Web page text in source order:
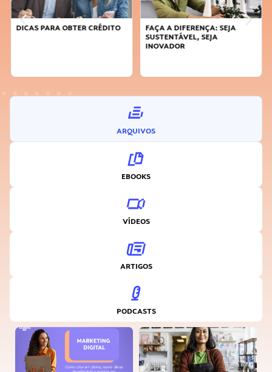
DICAS PARA OBTER CRÉDITO
FAÇA A DIFERENÇA: SEJA
SUSTENTÁVEL, SEJA
INOVADOR
ARQUIVOS
EBOOKS
VÍDEOS
ARTIGOS
PODCASTS